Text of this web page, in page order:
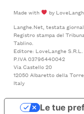
Made with
by
Langhe.Net, testata
Registro stampa del
Tablino.
Editore: LoveLanghe S.R.L.
P.IVA 03796440042
Via Castello 20
12050 Albaretto della
Italy
Le tue